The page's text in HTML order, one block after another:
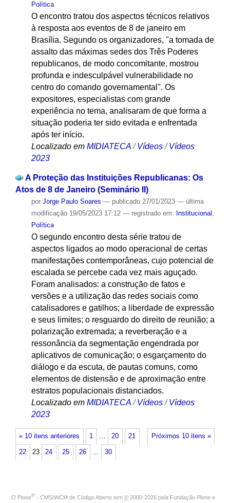
Política
O encontro tratou dos aspectos técnicos relativos
à resposta aos eventos de 8 de janeiro em
Brasília. Segundo os organizadores, "a tomada de
assalto das máximas sedes dos Três Poderes
republicanos, de modo concomitante, mostrou
profunda e indesculpável vulnerabilidade no
centro do comando governamental". Os
expositores, especialistas com grande
experiência no tema, analisaram de que forma a
situação poderia ter sido evitada e enfrentada
após ter início.
Localizado em MIDIATECA /Vídeos /Vídeos
2023
A Proteção das Instituições Republicanas: Os
Atos de 8 de Janeiro (Seminário II)
por Jorge Paulo Soares — publicado27/01/2023 — última
modificação19/05/2023 17:12 — registrado em: Institucional ,
Política
O segundo encontro desta série tratou de
aspectos ligados ao modo operacional de certas
manifestações contemporâneas, cujo potencial de
escalada se percebe cada vez mais aguçado.
Foram analisados: a construção de fatos e
versões e a utilização das redes sociais como
catalisadores e gatilhos; a liberdade de expressão
e seus limites; o resguardo do direito de reunião; a
polarização extremada; a reverberação e a
ressonância da segmentação engendrada por
aplicativos de comunicação; o esgarçamento do
diálogo e da escuta, de pautas comuns, como
elementos de distensão e de aproximação entre
estratos populacionais distanciados.
Localizado em MIDIATECA /Vídeos /Vídeos
2023
« 10 itens anteriores Próximos 10 itens »
1 … 20 21
22 23 24 25 26 … 30
O Plone® - CMS/WCM de Código Aberto tem © 2000-2026 pela Fundação Plone e